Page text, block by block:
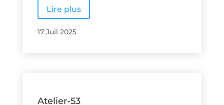
Lire plus
17 Juil 2025
Atelier-53